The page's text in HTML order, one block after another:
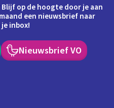
op de hoogte door je aan
een nieuwsbrief naar
inbox!
Nieuwsbrief VO